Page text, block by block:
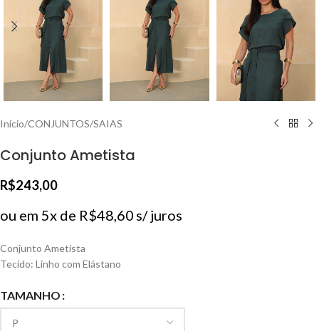
Início/CONJUNTOS/SAIAS
Conjunto Ametista
R$243,00
ou em 5x de R$48,60 s/ juros
Conjunto Ametista
Tecido: Linho com Elástano
TAMANHO